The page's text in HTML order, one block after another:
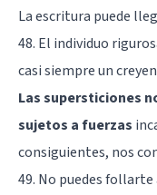
La escritura puede
48. El individuo
casi siempre un
Las supersticiones
sujetos a fuerzas
consiguientes, nos
49. No puedes follarte